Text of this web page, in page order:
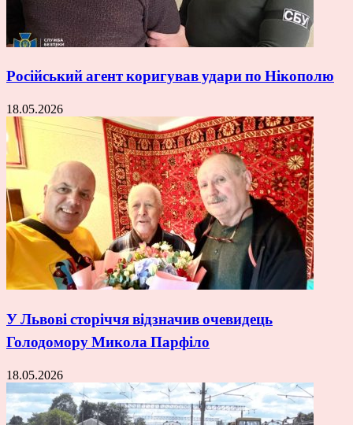
Російський агент коригував удари по Нікополю
18.05.2026
У Львові сторіччя відзначив очевидець
Голодомору Микола Парфіло
18.05.2026